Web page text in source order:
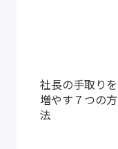
社長の手取りを
増やす７つの方
法